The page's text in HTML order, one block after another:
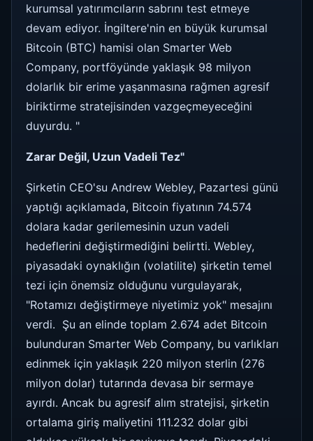
kurumsal yatırımcıların sabrını test etmeye
devam ediyor. İngiltere'nin en büyük kurumsal
Bitcoin (BTC) hamisi olan Smarter Web
Company, portföyünde yaklaşık 98 milyon
dolarlık bir erime yaşanmasına rağmen agresif
biriktirme stratejisinden vazgeçmeyeceğini
duyurdu. "
Zarar Değil, Uzun Vadeli Tez"
Şirketin CEO'su Andrew Webley, Pazartesi günü
yaptığı açıklamada, Bitcoin fiyatının 74.574
dolara kadar gerilemesinin uzun vadeli
hedeflerini değiştirmediğini belirtti. Webley,
piyasadaki oynaklığın (volatilite) şirketin temel
tezi için önemsiz olduğunu vurgulayarak,
"Rotamızı değiştirmeye niyetimiz yok" mesajını
verdi. Şu an elinde toplam 2.674 adet Bitcoin
bulunduran Smarter Web Company, bu varlıkları
edinmek için yaklaşık 220 milyon sterlin (276
milyon dolar) tutarında devasa bir sermaye
ayırdı. Ancak bu agresif alım stratejisi, şirketin
ortalama giriş maliyetini 111.232 dolar gibi